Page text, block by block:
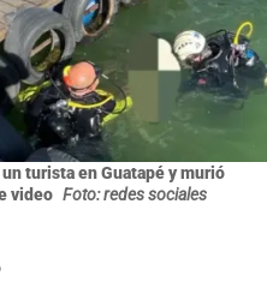
turista en Guatapé y murió
video Foto: redes sociales